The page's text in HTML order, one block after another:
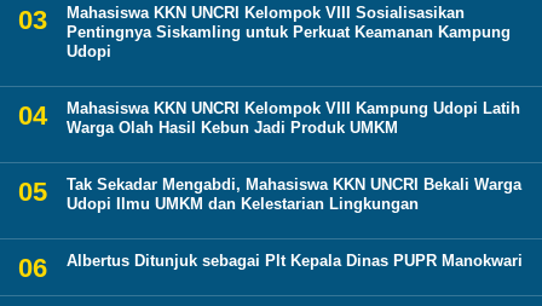
Mahasiswa KKN UNCRI Kelompok VIII Sosialisasikan
Pentingnya Siskamling untuk Perkuat Keamanan Kampung
Udopi
Mahasiswa KKN UNCRI Kelompok VIII Kampung Udopi Latih
Warga Olah Hasil Kebun Jadi Produk UMKM
Tak Sekadar Mengabdi, Mahasiswa KKN UNCRI Bekali Warga
Udopi Ilmu UMKM dan Kelestarian Lingkungan
Albertus Ditunjuk sebagai Plt Kepala Dinas PUPR Manokwari